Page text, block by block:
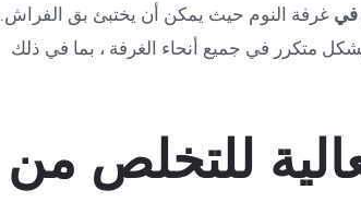
في غرفة النوم حيث يمكن أن يختبئ بق الفراش.
متكرر في جميع أنحاء الغرفة ، بما في ذلك
للتخلص من